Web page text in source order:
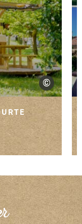
©
©Village